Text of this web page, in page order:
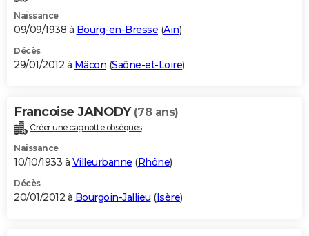
Naissance
09/09/1938 à Bourg-en-Bresse (Ain)
Décès
29/01/2012 à Mâcon (Saône-et-Loire)
Francoise JANODY (78 ans)
Créer une cagnotte obsèques
Naissance
10/10/1933 à Villeurbanne (Rhône)
Décès
20/01/2012 à Bourgoin-Jallieu (Isère)